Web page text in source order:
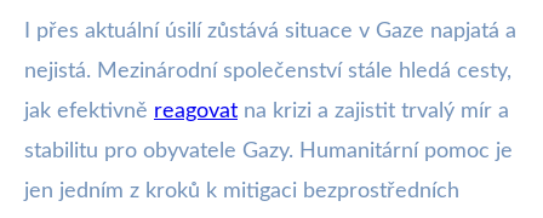
I přes aktuální úsilí zůstává situace v Gaze napjatá a
nejistá. Mezinárodní společenství stále hledá cesty,
jak efektivně reagovat na krizi a zajistit trvalý mír a
stabilitu pro obyvatele Gazy. Humanitární pomoc je
jen jedním z kroků k mitigaci bezprostředních